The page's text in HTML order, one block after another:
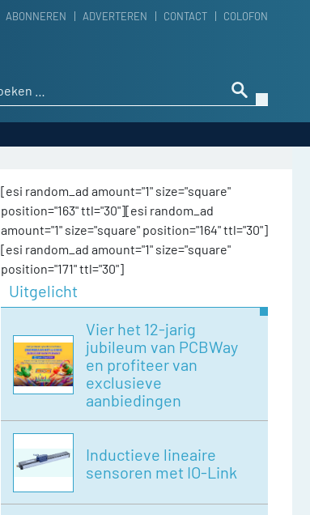
ABONNEREN ADVERTEREN CONTACT COLOFON
[esi random_ad amount="1" size="square"
position="163" ttl="30"][esi random_ad
amount="1" size="square" position="164" ttl="30"]
[esi random_ad amount="1" size="square"
position="171" ttl="30"]
Uitgelicht
Vier het 12-jarig
jubileum van PCBWay
en profiteer van
exclusieve
aanbiedingen
Inductieve lineaire
sensoren met IO-Link